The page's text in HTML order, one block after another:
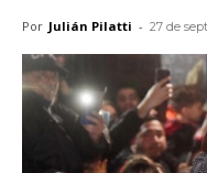
Por Julián Pilatti - 27 de